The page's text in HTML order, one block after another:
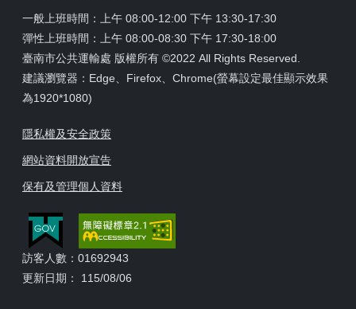
一般上班時間：上午 08:00-12:00 下午 13:30-17:30
彈性上班時間：上午 08:00-08:30 下午 17:30-18:00
臺南市公共運輸處 版權所有 ©2022 All Rights Reserved.
建議瀏覽器：Edge、Firefox、Chrome(螢幕設定最佳顯示效果
為1920*1080)
隱私權及安全政策
網站資料開放宣告
保有及管理個人資料
訪客人數：01692943
更新日期： 115/08/06